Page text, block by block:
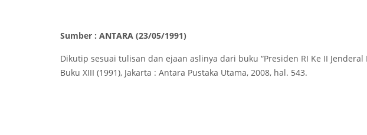
Sumber : ANTARA (23/05/1991)
Dikutip sesuai tulisan dan ejaan aslinya dari buku “Presiden RI Ke II Jenderal
Buku XIII (1991), Jakarta : Antara Pustaka Utama, 2008, hal. 543.